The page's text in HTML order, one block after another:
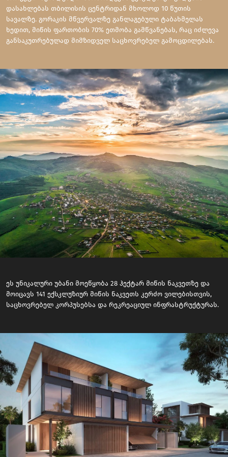
დასახლებას თბილისის ცენტრიდან მხოლოდ 10 წუთის
სავალზე. გორაკის მწვერვალზე განლაგებული ტაბახმელას
ხედით, მიწის ფართობის 70% ეთმობა გამწვანებას, რაც იძლევა
განსაკუთრებულად მიმზიდველ საცხოვრებელ გამოცდილებას.
ეს უნიკალური უბანი მოეწყობა 28 ჰექტარ მიწის ნაკვეთზე და
მოიცავს 141 ექსკლუზიურ მიწის ნაკვეთს კერძო ვილებისთვის,
საცხოვრებელ კორპუსებსა და რეკრეაციულ ინფრასტრუქტურას.